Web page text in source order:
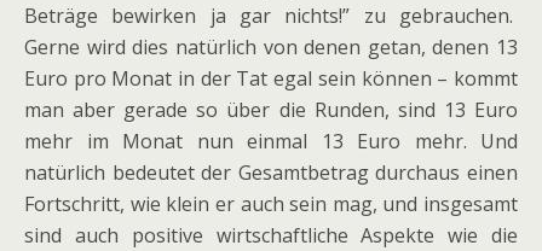
Beträge bewirken ja gar nichts!” zu gebrauchen.
Gerne wird dies natürlich von denen getan, denen 13
Euro pro Monat in der Tat egal sein können – kommt
man aber gerade so über die Runden, sind 13 Euro
mehr im Monat nun einmal 13 Euro mehr. Und
natürlich bedeutet der Gesamtbetrag durchaus einen
Fortschritt, wie klein er auch sein mag, und insgesamt
sind auch positive wirtschaftliche Aspekte wie die